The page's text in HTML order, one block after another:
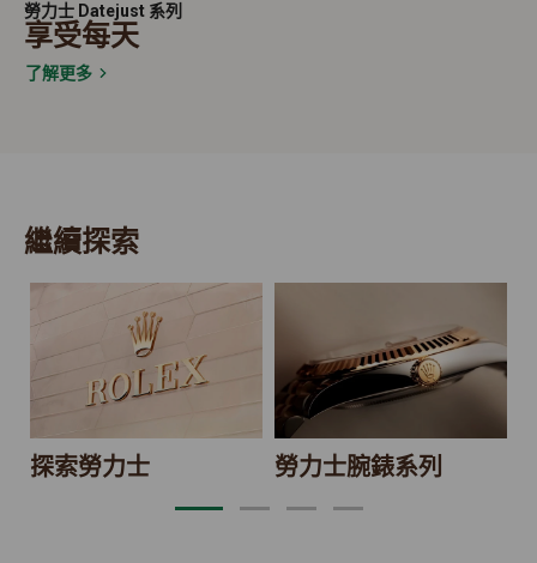
勞力士 Datejust 系列
享受每天
了解更多
繼續探索
探索勞力士 勞力士腕錶系列